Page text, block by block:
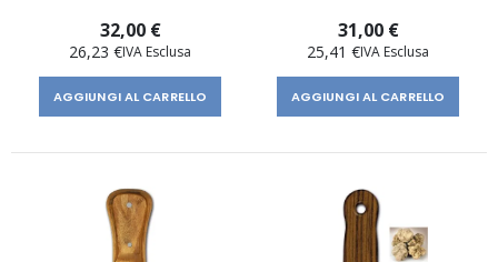
32,00 €
26,23 €
AGGIUNGI AL CARRELLO
31,00 €
25,41 €
AGGIUNGI AL CARRELLO